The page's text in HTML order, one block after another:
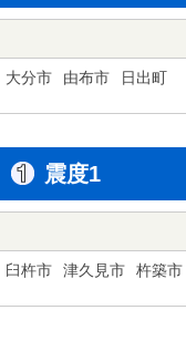
大分市 由布市 日出町
震度1
臼杵市 津久見市 杵築市